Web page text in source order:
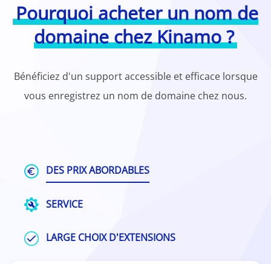
Pourquoi acheter un nom de
domaine chez Kinamo ?
Bénéficiez d'un support accessible et efficace lorsque
vous enregistrez un nom de domaine chez nous.
DES PRIX ABORDABLES
SERVICE
LARGE CHOIX D'EXTENSIONS